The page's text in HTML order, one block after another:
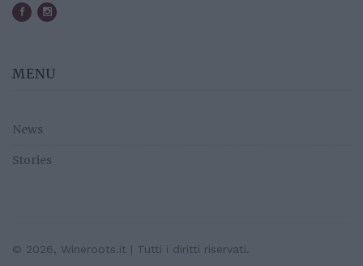
MENU
News
Stories
© 2026, Wineroots.it | Tutti i diritti riservati.